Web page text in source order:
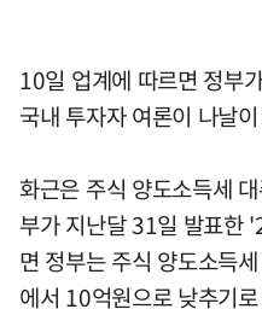
10일 업계에 따르면 정부
국내 투자자 여론이 나날
화근은 주식 양도소득세
부가 지난달 31일 발표한
면 정부는 주식 양도소득
에서 10억원으로 낮추기